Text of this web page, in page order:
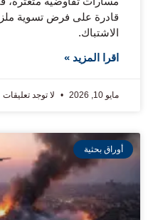
قادرة على فرض تسوية
الاشتباك.
اقرا المزيد »
مايو 10, 2026 لا توجد تعليقات
أوراق بحثية